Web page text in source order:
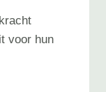
voor hun